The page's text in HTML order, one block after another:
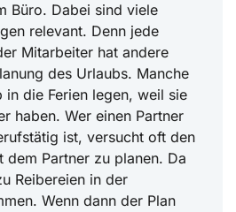
Büro. Dabei sind viele
relevant. Denn jede
Mitarbeiter hat andere
des Urlaubs. Manche
in die Ferien legen, weil sie
haben. Wer einen Partner
ist, versucht oft den
dem Partner zu planen. Da
Reibereien in der
Wenn dann der Plan